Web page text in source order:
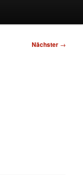
Nächster →